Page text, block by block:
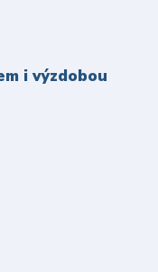
i výzdobou